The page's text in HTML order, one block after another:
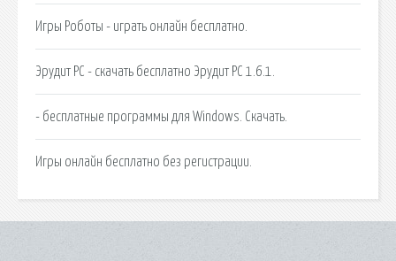
Игры Роботы - играть онлайн бесплатно.
Эрудит PC - скачать бесплатно Эрудит PC 1.6.1.
- бесплатные программы для Windows. Скачать.
Игры онлайн бесплатно без регистрации.